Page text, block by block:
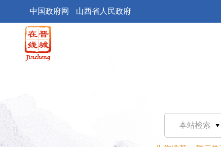
中国政府网 山西省人民政府
本站检索